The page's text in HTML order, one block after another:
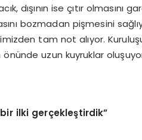
dışının ise çıtır
bozmadan pişmesini
tam not alıyor.
uzun kuyruklar
ilki gerçekleştirdik”